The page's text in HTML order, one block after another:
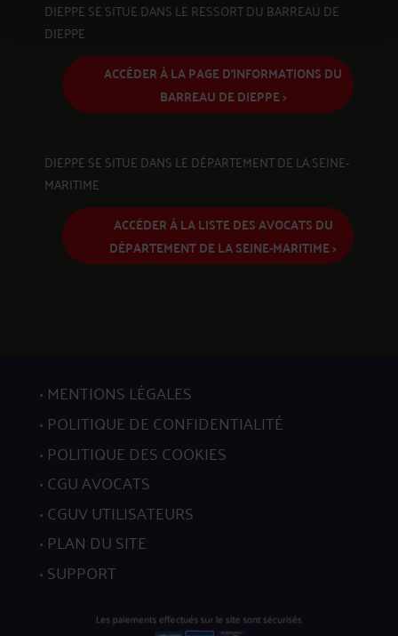
DIEPPE SE SITUE DANS LE RESSORT DU BARREAU DE
DIEPPE
ACCÉDER À LA PAGE D'INFORMATIONS DU
BARREAU DE DIEPPE >
DIEPPE SE SITUE DANS LE DÉPARTEMENT DE LA SEINE-
MARITIME
ACCÉDER À LA LISTE DES AVOCATS DU
DÉPARTEMENT DE LA SEINE-MARITIME >
MENTIONS LÉGALES
POLITIQUE DE CONFIDENTIALITÉ
POLITIQUE DES COOKIES
CGU AVOCATS
CGUV UTILISATEURS
PLAN DU SITE
SUPPORT